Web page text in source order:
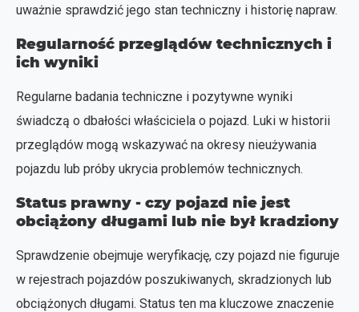
uważnie sprawdzić jego stan techniczny i historię napraw.
Regularność przeglądów technicznych i
ich wyniki
Regularne badania techniczne i pozytywne wyniki
świadczą o dbałości właściciela o pojazd. Luki w historii
przeglądów mogą wskazywać na okresy nieużywania
pojazdu lub próby ukrycia problemów technicznych.
Status prawny - czy pojazd nie jest
obciążony długami lub nie był kradziony
Sprawdzenie obejmuje weryfikację, czy pojazd nie figuruje
w rejestrach pojazdów poszukiwanych, skradzionych lub
obciążonych długami. Status ten ma kluczowe znaczenie